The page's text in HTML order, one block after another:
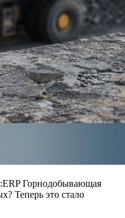
Горнодобывающая
Теперь это стало